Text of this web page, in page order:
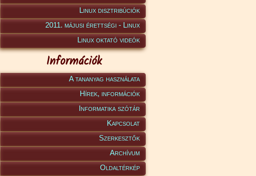
Linux disztribúciók
2011. májusi érettségi - Linux
Linux oktató videók
Információk
A tananyag használata
Hírek, információk
Informatika szótár
Kapcsolat
Szerkesztők
Archívum
Oldaltérkép